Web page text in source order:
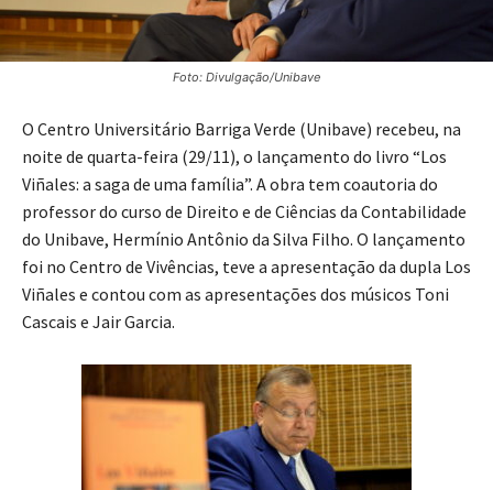
Foto: Divulgação/Unibave
O Centro Universitário Barriga Verde (Unibave) recebeu, na
noite de quarta-feira (29/11), o lançamento do livro “Los
Viñales: a saga de uma família”. A obra tem coautoria do
professor do curso de Direito e de Ciências da Contabilidade
do Unibave, Hermínio Antônio da Silva Filho. O lançamento
foi no Centro de Vivências, teve a apresentação da dupla Los
Viñales e contou com as apresentações dos músicos Toni
Cascais e Jair Garcia.